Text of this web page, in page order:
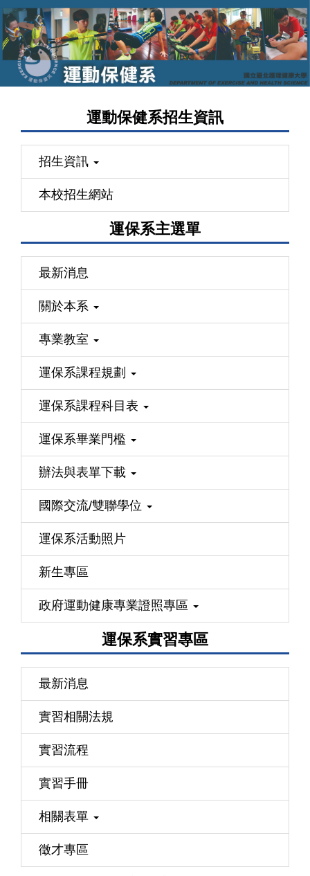
跳
到
要
內
運動保健系招生資訊
招生資訊
本校招生網站
運保系主選單
最新消息
關於本系
專業教室
運保系課程規劃
運保系課程科目表
運保系畢業門檻
辦法與表單下載
國際交流/雙聯學位
運保系活動照片
新生專區
政府運動健康專業證照專區
運保系實習專區
最新消息
實習相關法規
實習流程
實習手冊
相關表單
徵才專區